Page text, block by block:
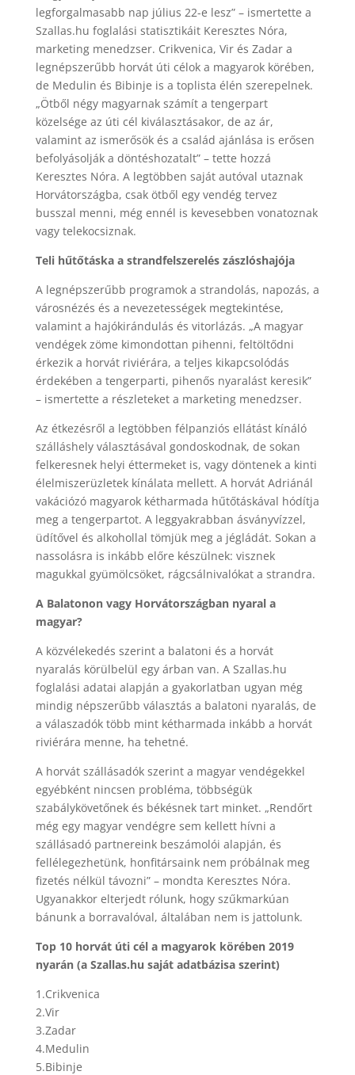
legforgalmasabb nap július 22-e lesz” – ismertette a
Szallas.hu foglalási statisztikáit Keresztes Nóra,
marketing menedzser. Crikvenica, Vir és Zadar a
legnépszerűbb horvát úti célok a magyarok körében,
de Medulin és Bibinje is a toplista élén szerepelnek.
„Ötből négy magyarnak számít a tengerpart
közelsége az úti cél kiválasztásakor, de az ár,
valamint az ismerősök és a család ajánlása is erősen
befolyásolják a döntéshozatalt” – tette hozzá
Keresztes Nóra. A legtöbben saját autóval utaznak
Horvátországba, csak ötből egy vendég tervez
busszal menni, még ennél is kevesebben vonatoznak
vagy telekocsiznak.
Teli hűtőtáska a strandfelszerelés zászlóshajója
A legnépszerűbb programok a strandolás, napozás, a
városnézés és a nevezetességek megtekintése,
valamint a hajókirándulás és vitorlázás. „A magyar
vendégek zöme kimondottan pihenni, feltöltődni
érkezik a horvát riviérára, a teljes kikapcsolódás
érdekében a tengerparti, pihenős nyaralást keresik”
– ismertette a részleteket a marketing menedzser.
Az étkezésről a legtöbben félpanziós ellátást kínáló
szálláshely választásával gondoskodnak, de sokan
felkeresnek helyi éttermeket is, vagy döntenek a kinti
élelmiszerüzletek kínálata mellett. A horvát Adriánál
vakációzó magyarok kétharmada hűtőtáskával hódítja
meg a tengerpartot. A leggyakrabban ásványvízzel,
üdítővel és alkohollal tömjük meg a jégládát. Sokan a
nassolásra is inkább előre készülnek: visznek
magukkal gyümölcsöket, rágcsálnivalókat a strandra.
A Balatonon vagy Horvátországban nyaral a
magyar?
A közvélekedés szerint a balatoni és a horvát
nyaralás körülbelül egy árban van. A Szallas.hu
foglalási adatai alapján a gyakorlatban ugyan még
mindig népszerűbb választás a balatoni nyaralás, de
a válaszadók több mint kétharmada inkább a horvát
riviérára menne, ha tehetné.
A horvát szállásadók szerint a magyar vendégekkel
egyébként nincsen probléma, többségük
szabálykövetőnek és békésnek tart minket. „Rendőrt
még egy magyar vendégre sem kellett hívni a
szállásadó partnereink beszámolói alapján, és
fellélegezhetünk, honfitársaink nem próbálnak meg
fizetés nélkül távozni” – mondta Keresztes Nóra.
Ugyanakkor elterjedt rólunk, hogy szűkmarkúan
bánunk a borravalóval, általában nem is jattolunk.
Top 10 horvát úti cél a magyarok körében 2019
nyarán (a Szallas.hu saját adatbázisa szerint)
1.Crikvenica
2.Vir
3.Zadar
4.Medulin
5.Bibinje